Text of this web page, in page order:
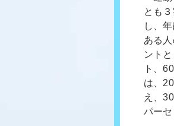
とも
し、
ある
ント
ト、
は、
え、
パー